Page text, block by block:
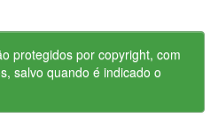
protegidos por copyright, com
salvo quando é indicado o